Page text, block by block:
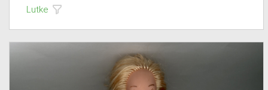
Lutke